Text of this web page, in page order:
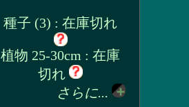
種子 (3) : 在庫切れ
植物 25-30cm : 在庫
切れ
さらに...